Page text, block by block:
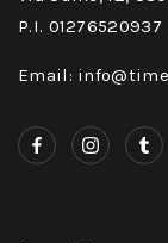
P.I. 01276520937
Email: